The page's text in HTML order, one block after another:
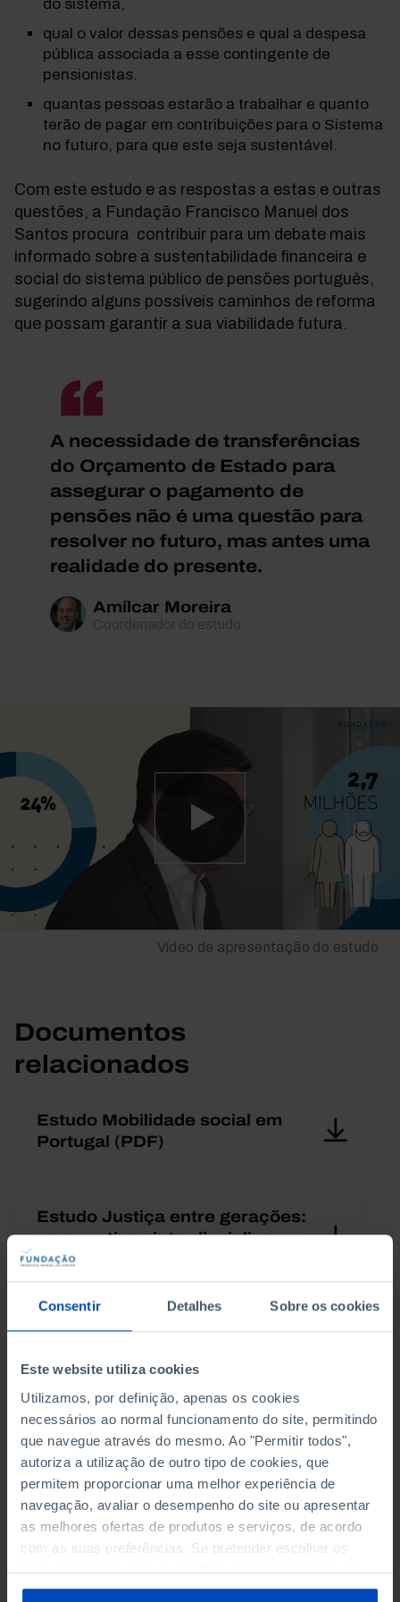
Consentir Detalhes Sobre os cookies
Este website utiliza cookies
Utilizamos, por definição, apenas os cookies
necessários ao normal funcionamento do site, permitindo
que navegue através do mesmo. Ao "Permitir todos",
autoriza a utilização de outro tipo de cookies, que
permitem proporcionar uma melhor experiência de
navegação, avaliar o desempenho do site ou apresentar
as melhores ofertas de produtos e serviços, de acordo
com as suas preferências. Se pretender escolher os
tipos de cookies, clique em "Personalizar". Saiba mais
sobre cookies através da gestão de preferências ou da
do sistema,
qual o valor dessas pensões e qual a despesa
pública associada a esse contingente de
pensionistas.
quantas pessoas estarão a trabalhar e quanto
terão de pagar em contribuições para o Sistema
no futuro, para que este seja sustentável.
Com este estudo e as respostas a estas e outras
questões, a Fundação Francisco Manuel dos
Santos procura contribuir para um debate mais
informado sobre a sustentabilidade financeira e
social do sistema público de pensões português,
sugerindo alguns possíveis caminhos de reforma
que possam garantir a sua viabilidade futura.
A necessidade de transferências
do Orçamento de Estado para
assegurar o pagamento de
pensões não é uma questão para
resolver no futuro, mas antes uma
realidade do presente.
Amílcar Moreira
Coordenador do estudo
Vídeo de apresentação do estudo
Documentos
relacionados
Estudo Mobilidade social em
Portugal (PDF)
Estudo Justiça entre gerações:
perspectivas interdisciplinares
(PDF)
Estudo Migrações e
(PDF)
Estudo Desigualdade do
rendimento e pobreza em
Portugal (PDF)
Estudo Determinantes da
fecundidade (PDF)